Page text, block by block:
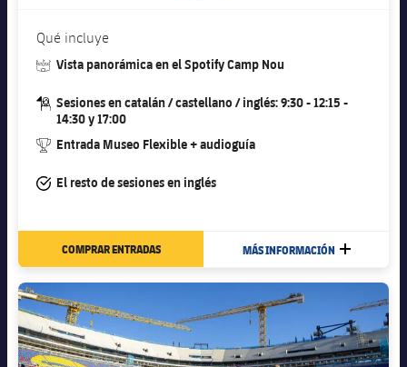
Qué incluye
#stadium
Vista panorámica en el Spotify Camp Nou
#guide-dark
Sesiones en catalán / castellano / inglés: 9:30 - 12:15 -
14:30 y 17:00
#trophy
Entrada Museo Flexible + audioguía
#tick
El resto de sesiones en inglés
COMPRAR ENTRADAS MÁS INFORMACIÓN MÁS